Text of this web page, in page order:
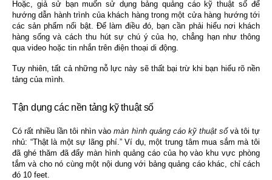
Hoặc, giả sử bạn muốn sử dụng bảng quảng cáo kỹ thuật số để
hướng dẫn hành trình của khách hàng trong một cửa hàng hướng tới
các sản phẩm nổi bật. Để làm điều đó, bạn cần phải hiểu nơi khách
hàng sống và cách thu hút sự chú ý của họ, chẳng hạn như thông
qua video hoặc tin nhắn trên điện thoại di động.
Tuy nhiên, tất cả những nỗ lực này sẽ thất bại trừ khi bạn hiểu rõ nền
tảng của mình.
Tận dụng các nền tảng kỹ thuật số
Có rất nhiều lần tôi nhìn vàomàn hình quảng cáo kỹ thuật sốvà tôi tự
nhủ: “Thật là một sự lãng phí.” Ví dụ, một trung tâm mua sắm mà tôi
đã ghé thăm đã đẩy màn hình quảng cáo của họ vào khu vực phòng
tắm và cho nó cùng một nội dung với bảng quảng cáo khác, chỉ cách
đó 10 feet.